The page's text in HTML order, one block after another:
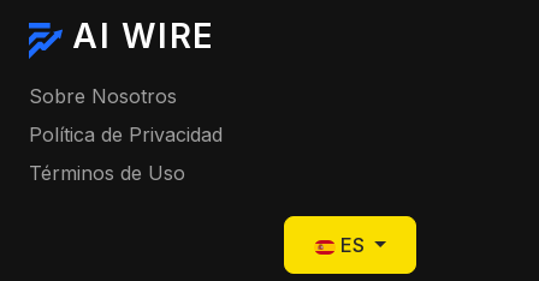
AI WIRE
Sobre Nosotros
Política de Privacidad
Términos de Uso
Seleccione su idioma
ES